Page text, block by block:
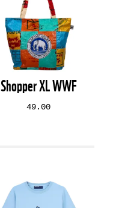
Shopper XL WWF
49.00